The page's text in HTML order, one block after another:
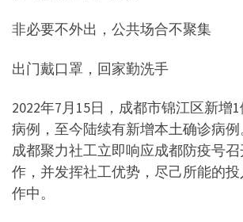
非必要不外出，公共场合不聚集
出门戴口罩，回家勤洗手
2022年7月15日，成都市锦江区新增
病例，至今陆续有新增本土确诊病例
成都聚力社工立即响应成都防疫号
作，并发挥社工优势，尽己所能的
作中。